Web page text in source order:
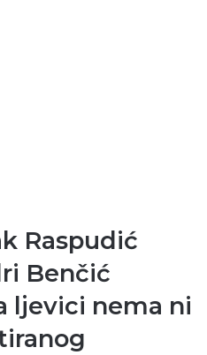
Raspudić
Benčić
ljevici nema ni